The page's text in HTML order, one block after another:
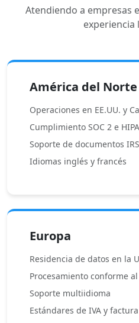
Atendiendo a empresas
experiencia
América del Norte
Operaciones en EE.UU. y
Cumplimiento SOC 2 e
Soporte de documentos
Idiomas inglés y francés
Europa
Residencia de datos en la
Procesamiento conforme al
Soporte multiidioma
Estándares de IVA y